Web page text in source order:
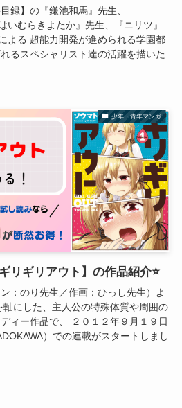
録】の『鎌池和馬』先生、
むらきよたか』先生、『ニリツ』
る 超能力開発が進められる学園都
るスペシャリスト達の活躍を描いた
少年・青年マンガ
リギリアウト】の作品紹介⭐
：のり先生／作画：ひっし先生）よ
にした、主人公の特殊体質や周囲の
ィー作品で、 ２０１２年９月１９日
）での連載がスタートしまし